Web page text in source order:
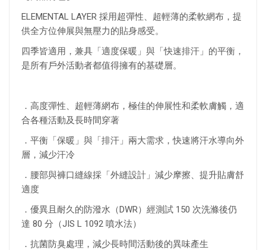
ELEMENTAL LAYER 採用超彈性、超輕薄的柔軟網布，提
供全方位伸展與無壓力的貼身感受。
四季皆適用，兼具「適度保暖」與「快速排汗」的平衡，
是所有戶外活動者都值得擁有的基礎層。
．高度彈性、超輕薄網布，極佳的伸展性和柔軟膚觸，適
合各種活動及長時間穿著
．平衡「保暖」與「排汗」兩大需求，快速將汗水導向外
層，減少汗冷
．腰部與褲口縫線採「外縫設計」減少摩擦、提升貼膚舒
適度
．優異且耐久的防潑水（DWR）經測試 150 次洗滌後仍
達 80 分（JIS L 1092 噴水法）
．抗菌防臭處理，減少長時間活動後的異味產生